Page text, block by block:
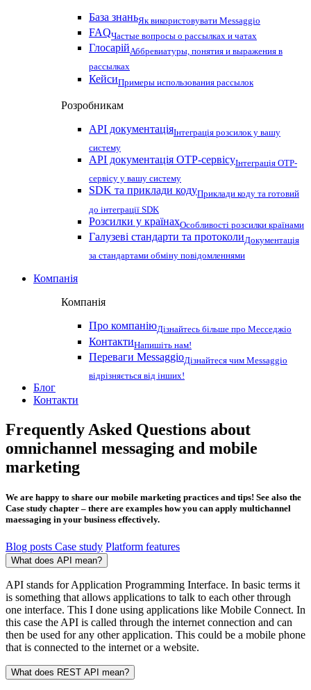
База знаньЯк використовувати Messaggio
FAQЧастые вопросы о рассылках и чатах
ГлосарійАббревиатуры, понятия и выражения в
рассылках
КейсиПримеры использования рассылок
Розробникам
API документаціяІнтеграція розсилок у вашу
систему
API документація OTP-сервісуІнтеграція OTP-
сервісу у вашу систему
SDK та приклади кодуПриклади коду та готовий
до інтеграції SDK
Розсилки у країнахОсобливості розсилки країнами
Галузеві стандарти та протоколиДокументація
за стандартами обміну повідомленнями
Компанія
Компанія
Про компаніюДізнайтесь більше про Месседжіо
КонтактиНапишіть нам!
Переваги MessaggioДізнайтеся чим Messaggio
відрізняється від інших!
Блог
Контакти
Frequently Asked Questions about
omnichannel messaging and mobile
marketing
We are happy to share our mobile marketing practices and tips! See also the
Case study chapter – there are examples how you can apply multichannel
maessaging in your business effectively.
Blog posts Case study Platform features
What does API mean?
API stands for Application Programming Interface. In basic terms it
is something that allows applications to talk to each other through
one interface. This I done using applications like Mobile Connect. In
this case the API is called through the internet connection and can
then be used for any other application. This could be a mobile phone
that is connected to the internet or a website.
What does REST API mean?